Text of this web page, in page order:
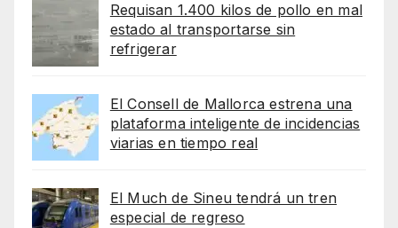
Requisan 1.400 kilos de pollo en mal
estado al transportarse sin
refrigerar
El Consell de Mallorca estrena una
plataforma inteligente de incidencias
viarias en tiempo real
El Much de Sineu tendrá un tren
especial de regreso